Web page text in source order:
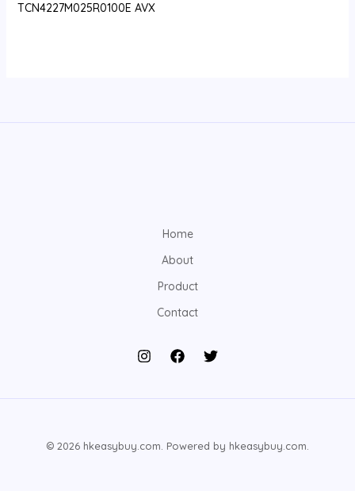
TCN4227M025R0100E AVX
Home
About
Product
Contact
© 2026 hkeasybuy.com. Powered by hkeasybuy.com.